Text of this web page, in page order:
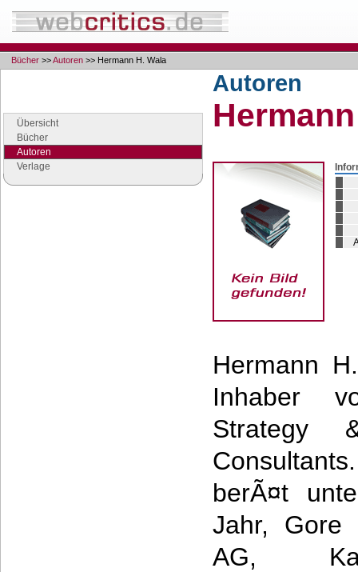
Bücher >>Autoren >> Hermann H. Wala
Übersicht
Bücher
Autoren
Verlage
Autoren
Hermann
Inhaber
Strategy
berÃ¤t
Jahr, Gore
AG,